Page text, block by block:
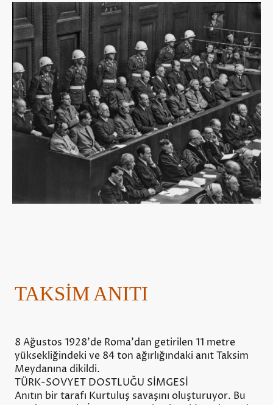
TAKSİM ANITI
8 Ağustos 1928'de Roma'dan getirilen 11 metre
yüksekliğindeki ve 84 ton ağırlığındaki anıt Taksim
Meydanına dikildi.
TÜRK-SOVYET DOSTLUĞU SİMGESİ
Anıtın bir tarafı Kurtuluş savaşını oluşturuyor. Bu